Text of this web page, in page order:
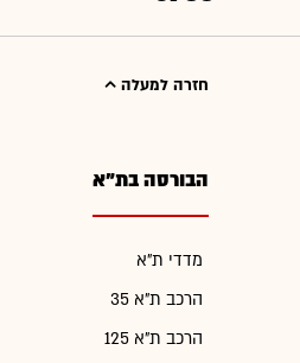
חזרה למעלה
הבורסה בת"א
מדדי ת"א
הרכב ת"א 35
הרכב ת"א 125